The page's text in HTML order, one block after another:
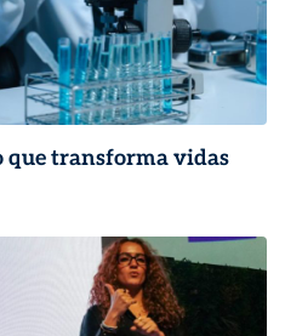
transforma vidas